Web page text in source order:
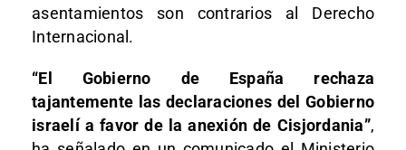
asentamientos son contrarios al Derecho
Internacional.
“El Gobierno de España rechaza
tajantemente las declaraciones del Gobierno
israelí a favor de la anexión de Cisjordania”,